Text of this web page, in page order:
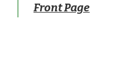
Front Page